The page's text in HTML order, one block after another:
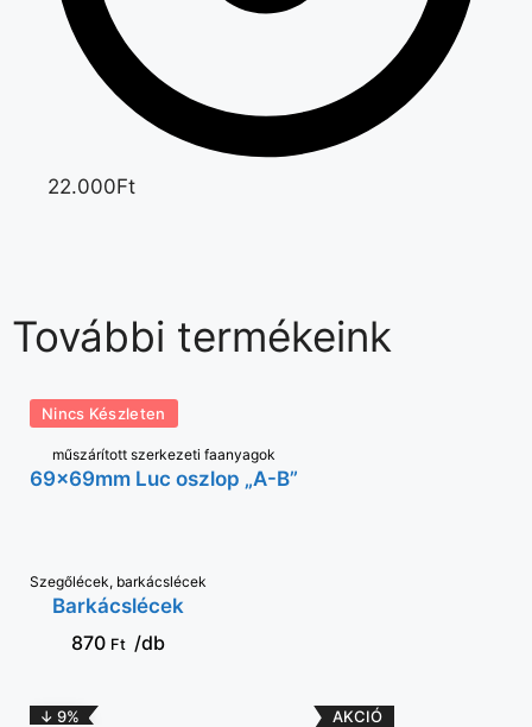
22.000Ft
További termékeink
Nincs Készleten
műszárított szerkezeti faanyagok
69x69mm Luc oszlop „A-B”
VÁLASSZ
OPCIÓT
Szegőlécek, barkácslécek
Barkácslécek
870 Ft /db
↓ 9%